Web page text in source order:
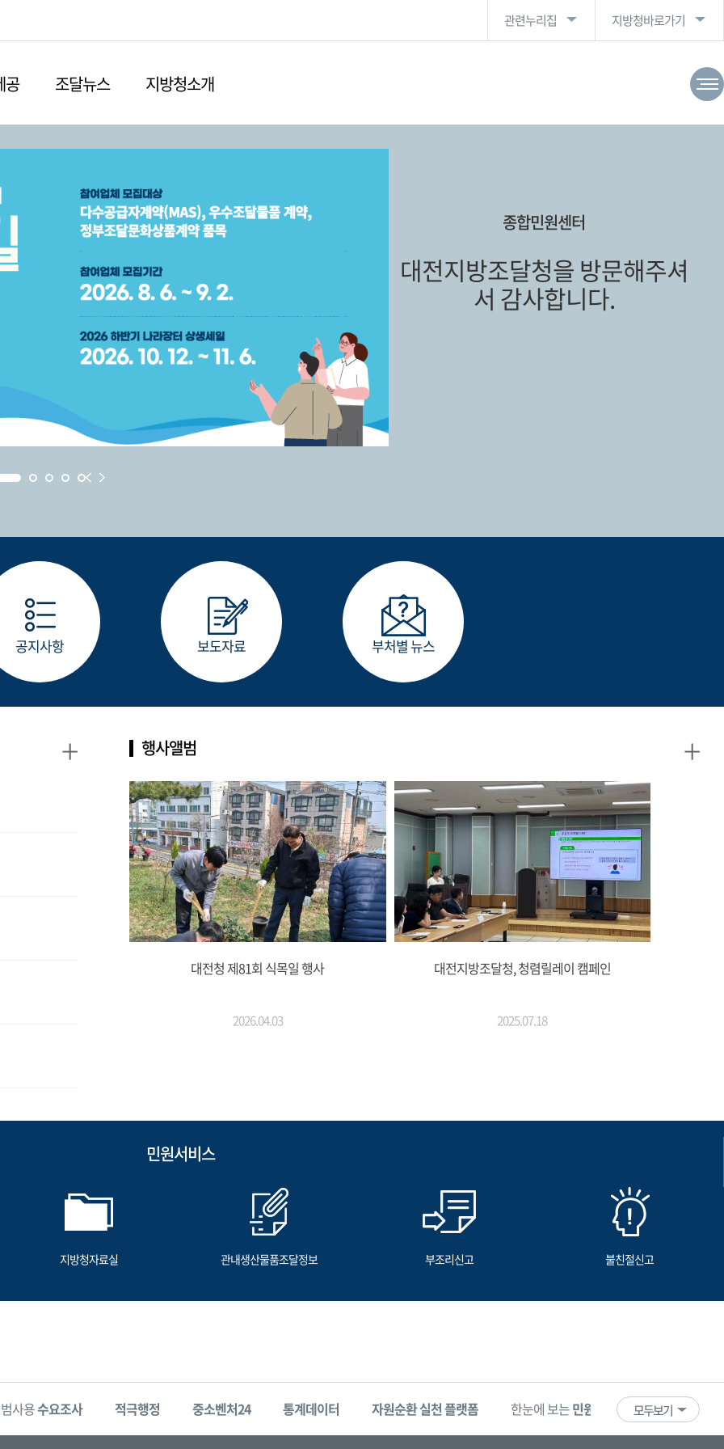
관련누리집 지방청바로가기
공 조달뉴스 지방청소개
종합민원센터
대전지방조달청을 방문해주셔
서 감사합니다.
공지사항 보도자료 부처별 뉴스
+ 행사앨범
대전청 제81회 식목일 행사
2026.04.03
대전지방조달청, 청렴릴레이 캠페인
2025.07.18
+
민원서비스
지방청자료실 관내생산물품조달정보 부조리신고 불친절신고
사용수요조사 적극행정 중소벤처24 통계데이터 자원순환 실천 플랫폼 한눈에 보는민원 빅데이터 기업마당
모두보기